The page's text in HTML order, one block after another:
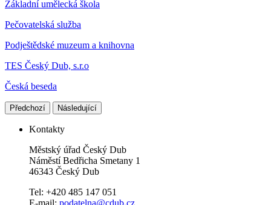
Základní umělecká škola
Pečovatelská služba
Podještědské muzeum a knihovna
TES Český Dub, s.r.o
Česká beseda
Předchozí Následující
Kontakty
Městský úřad Český Dub
Náměstí Bedřicha Smetany 1
46343 Český Dub
Tel: +420 485 147 051